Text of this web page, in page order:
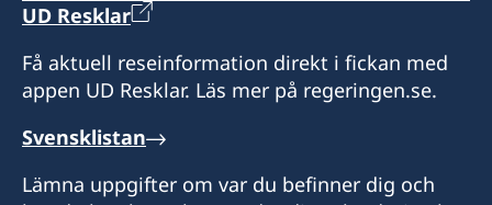
måndag - fredag:
Konsulatet har sommarstängt 18 juli – 9
augusti. Ordinarie öppettider gäller från och
med måndagen den 10 augusti.
Distrikt: Furstendömet Liechtenstein
UD Resklar
Få aktuell reseinformation direkt i fickan med
appen UD Resklar. Läs mer på regeringen.se.
Svensklistan
Lämna uppgifter om var du befinner dig och